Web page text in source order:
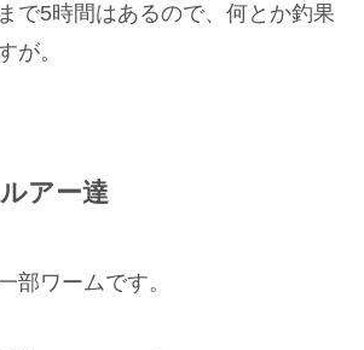
で5時間はあるので、何とか釣果
が。
アー達
部ワームです。